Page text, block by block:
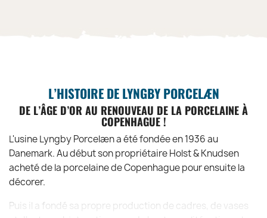
L’HISTOIRE DE LYNGBY PORCELÆN
DE L’ÂGE D’OR AU RENOUVEAU DE LA PORCELAINE À
COPENHAGUE !
L'usine Lyngby Porcelæn a été fondée en 1936 au
Danemark. Au début son propriétaire Holst & Knudsen
acheté de la porcelaine de Copenhague pour ensuite la
décorer.
Puis il a fondé sa propre production de cadres, de vases